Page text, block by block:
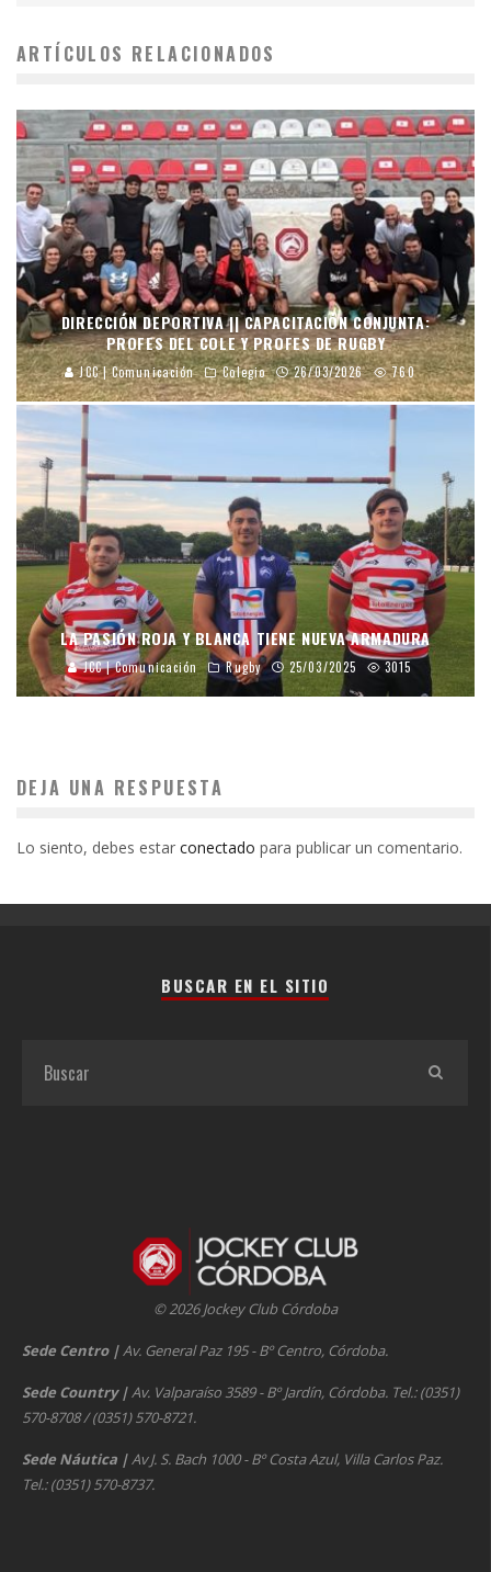
ARTÍCULOS RELACIONADOS
DIRECCIÓN DEPORTIVA || CAPACITACIÓN CONJUNTA:
PROFES DEL COLE Y PROFES DE RUGBY
JCC | Comunicación Colegio 26/03/2026 760
LA PASIÓN ROJA Y BLANCA TIENE NUEVA ARMADURA
JCC | Comunicación Rugby 25/03/2025 3015
DEJA UNA RESPUESTA
Lo siento, debes estar conectado para publicar un comentario.
BUSCAR EN EL SITIO
© 2026 Jockey Club Córdoba
Sede Centro |Av. General Paz 195 - Bº Centro, Córdoba.
Sede Country |Av. Valparaíso 3589 - Bº Jardín, Córdoba. Tel.: (0351)
570-8708 / (0351) 570-8721.
Sede Náutica |Av J. S. Bach 1000 - Bº Costa Azul, Villa Carlos Paz.
Tel.: (0351) 570-8737.